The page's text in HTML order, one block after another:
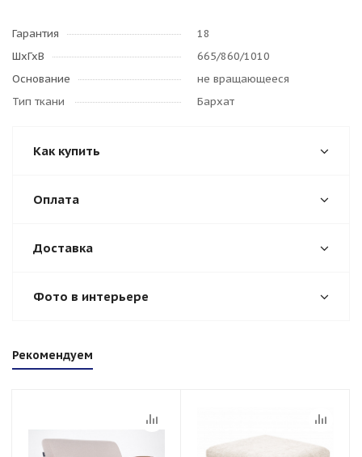
Гарантия
18
ШхГхВ
665/860/1010
Основание
не вращающееся
Тип ткани
Бархат
Как купить
Оплата
Доставка
Фото в интерьере
Рекомендуем